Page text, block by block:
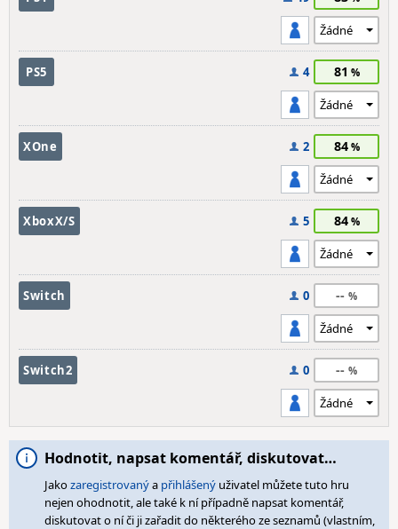
PS5 4 81
XOne 2 84
XboxX/S 5 84
Switch 0 --
Switch2 0 --
Hodnotit, napsat komentář, diskutovat…
Jakozaregistrovanýa přihlášený uživatel můžete tuto hru
nejen ohodnotit, ale také k ní případně napsat komentář,
diskutovat o ní či ji zařadit do některého ze seznamů (vlastním,